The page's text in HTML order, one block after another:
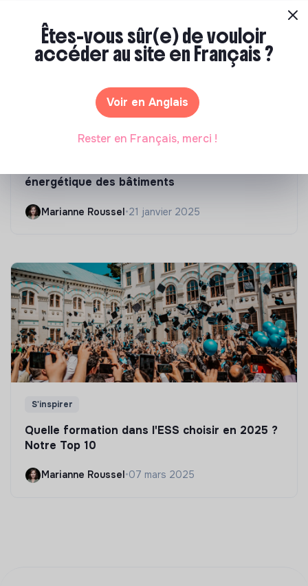
Compétences & formations
énergétique des bâtiments
Marianne Roussel•21 janvier 2025
S'inspirer
Quelle formation dans l'ESS choisir en 2025 ?
Notre Top 10
Marianne Roussel •07 mars 2025
Êtes-vous sûr(e) de vouloir
accéder au site en Français ?
Voir en Anglais
Rester en Français, merci !